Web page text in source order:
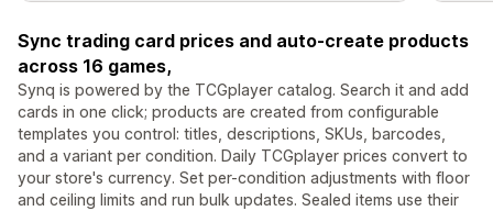
Sync trading card prices and auto-create products
across 16 games,
Synq is powered by the TCGplayer catalog. Search it and add
cards in one click; products are created from configurable
templates you control: titles, descriptions, SKUs, barcodes,
and a variant per condition. Daily TCGplayer prices convert to
your store's currency. Set per-condition adjustments with floor
and ceiling limits and run bulk updates. Sealed items use their